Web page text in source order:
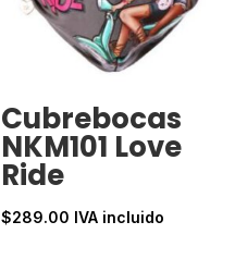
Cubrebocas
NKM101 Love
Ride
$289.00 IVA incluido